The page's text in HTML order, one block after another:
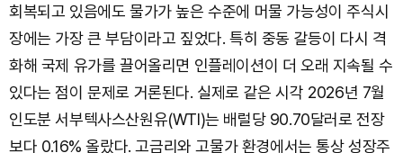
회복되고 있음에도 물가가 높은 수준에 머물 가능성이 주식시
장에는 가장 큰 부담이라고 짚었다. 특히 중동 갈등이 다시 격
화해 국제 유가를 끌어올리면 인플레이션이 더 오래 지속될 수
있다는 점이 문제로 거론된다. 실제로 같은 시각 2026년 7월
인도분 서부텍사스산원유(WTI)는 배럴당 90.70달러로 전장
보다 0.16% 올랐다. 고금리와 고물가 환경에서는 통상 성장주